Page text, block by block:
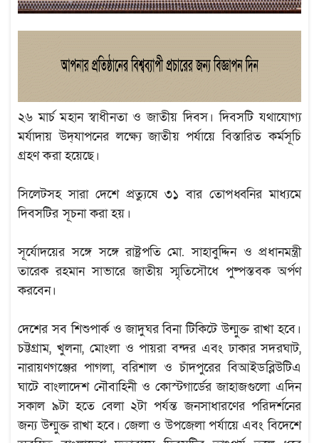
২৬ মার্চ মহান স্বাধীনতা ও জাতীয় দিবস। দিবসটি যথাযোগ্য
মর্যাদায় উদ্‌যাপনের লক্ষ্যে জাতীয় পর্যায়ে বিস্তারিত কর্মসূচি
গ্রহণ করা হয়েছে।
সিলেটসহ সারা দেশে প্রত্যুষে ৩১ বার তোপধ্বনির মাধ্যমে
দিবসটির সূচনা করা হয়।
সূর্যোদয়ের সঙ্গে সঙ্গে রাষ্ট্রপতি মো. সাহাবুদ্দিন ও প্রধানমন্ত্রী
তারেক রহমান সাভারে জাতীয় স্মৃতিসৌধে পুষ্পস্তবক অর্পণ
করবেন।
দেশের সব শিশুপার্ক ও জাদুঘর বিনা টিকিটে উন্মুক্ত রাখা হবে।
চট্টগ্রাম, খুলনা, মোংলা ও পায়রা বন্দর এবং ঢাকার সদরঘাট,
নারায়ণগঞ্জের পাগলা, বরিশাল ও চাঁদপুরের বিআইডব্লিউটিএ
ঘাটে বাংলাদেশ নৌবাহিনী ও কোস্টগার্ডের জাহাজগুলো এদিন
সকাল ৯টা হতে বেলা ২টা পর্যন্ত জনসাধারণের পরিদর্শনের
জন্য উন্মুক্ত রাখা হবে। জেলা ও উপজেলা পর্যায়ে এবং বিদেশে